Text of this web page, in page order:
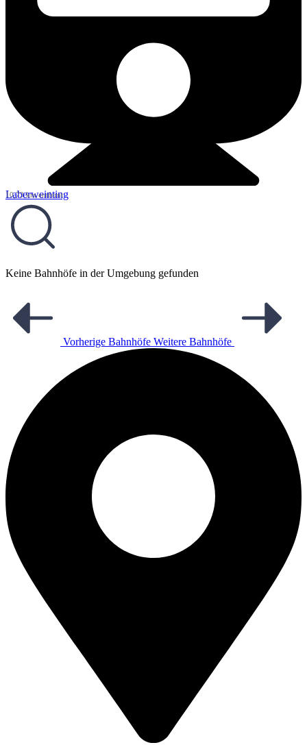
Laberweinting
10,73 km entfernt
Keine Bahnhöfe in der Umgebung gefunden
Vorherige Bahnhöfe Weitere Bahnhöfe